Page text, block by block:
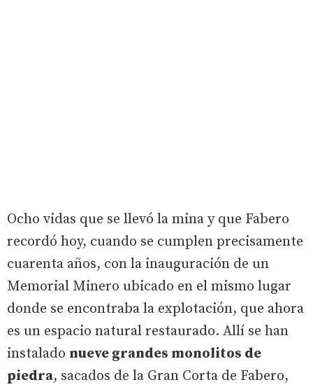
Ocho vidas que se llevó la mina y que Fabero
recordó hoy, cuando se cumplen precisamente
cuarenta años, con la inauguración de un
Memorial Minero ubicado en el mismo lugar
donde se encontraba la explotación, que ahora
es un espacio natural restaurado. Allí se han
instalado nueve grandes monolitos de
piedra, sacados de la Gran Corta de Fabero,